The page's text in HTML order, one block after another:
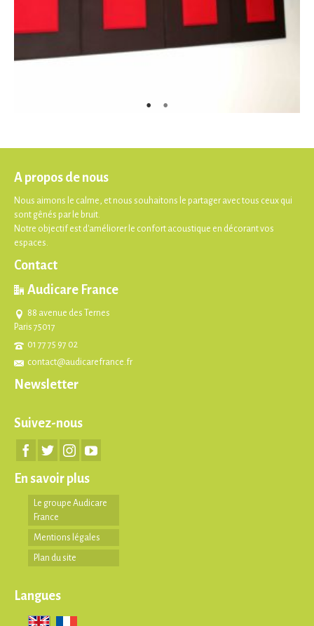
A propos de nous
Nous aimons le calme, et nous souhaitons le partager avec tous ceux qui
sont gênés par le bruit.
Notre objectif est d'améliorer le confort acoustique en décorant vos
espaces.
Contact
Audicare France
88 avenue des Ternes
Paris 75017
01 77 75 97 02
contact@audicarefrance.fr
Newsletter
Suivez-nous
En savoir plus
Le groupe Audicare
France
Mentions légales
Plan du site
Langues